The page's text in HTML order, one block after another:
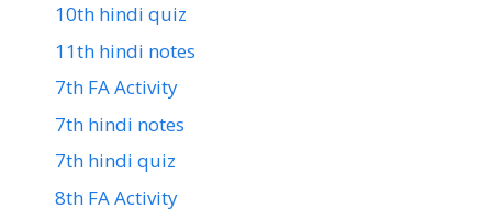
10th hindi quiz
11th hindi notes
7th FA Activity
7th hindi notes
7th hindi quiz
8th FA Activity